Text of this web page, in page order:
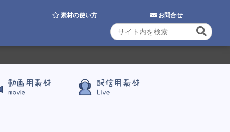
素材の使い方 お問合せ